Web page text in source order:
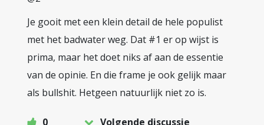
Je gooit met een klein detail de hele populist
met het badwater weg. Dat #1 er op wijst is
prima, maar het doet niks af aan de essentie
van de opinie. En die frame je ook gelijk maar
als bullshit. Hetgeen natuurlijk niet zo is.
0
Volgende discussie